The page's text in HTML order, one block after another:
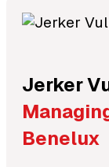
Jerker
Benelux